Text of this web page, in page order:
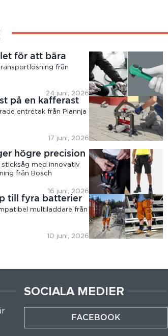
för att bära
från
24 juni, 2026
på en kafferast
entrétak från Plannja
17 juni, 2026
högre precision
sticksåg med innovativ
från Bosch
16 juni, 2026
till fyra batterier
multiladdare från
10 juni, 2026
SOCIALA MEDIER
FACEBOOK